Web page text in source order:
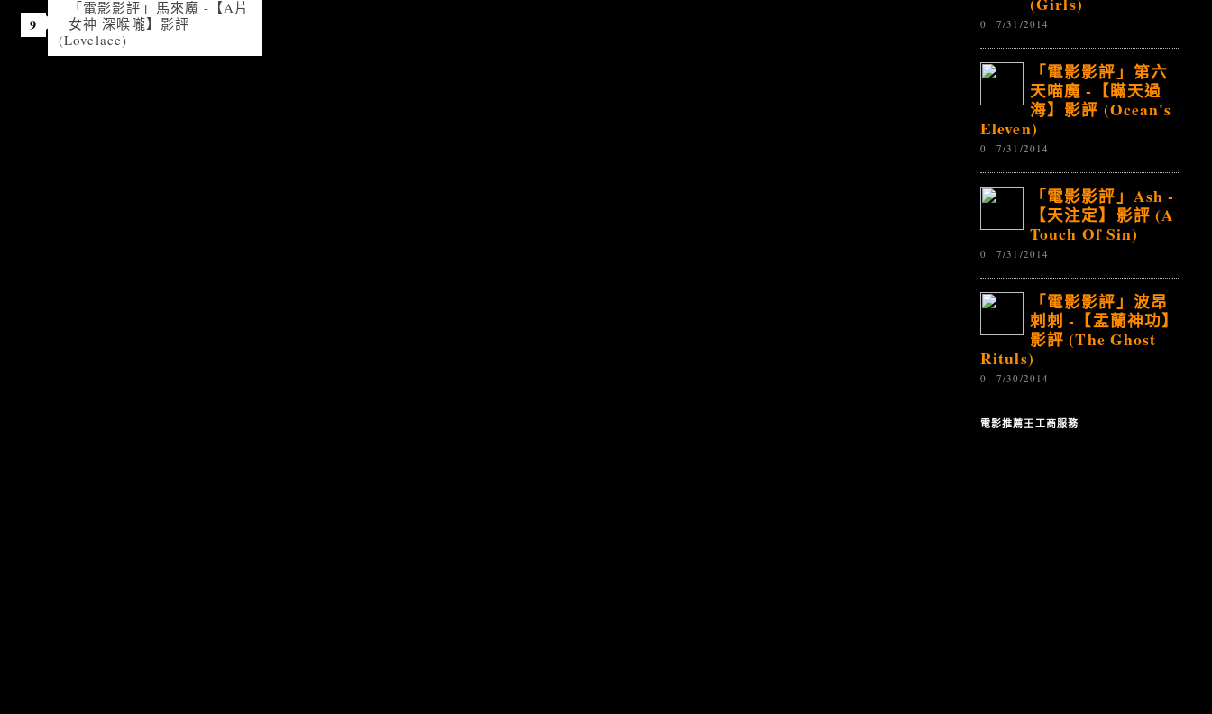
「電影影評」馬來魔 -【A片
女神 深喉嚨】影評
(Lovelace)
0 7/31/2014
「電影影評」第六
天喵魔 -【瞞天過
海】影評 (Ocean's
Eleven)
0 7/31/2014
「電影影評」Ash -
【天注定】影評 (A
Touch Of Sin)
0 7/31/2014
「電影影評」波昂
刺刺 -【盂蘭神功】
影評 (The Ghost
Rituls)
0 7/30/2014
電影推薦王工商服務